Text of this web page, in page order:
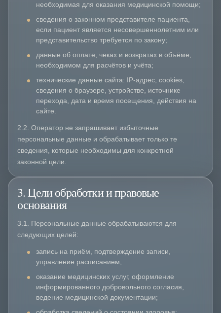
необходимая для оказания медицинской помощи;
сведения о законном представителе пациента,
если пациент является несовершеннолетним или
представительство требуется по закону;
данные об оплате, чеках и возвратах в объёме,
необходимом для расчётов и учёта;
технические данные сайта: IP-адрес, cookies,
сведения о браузере, устройстве, источнике
перехода, дата и время посещения, действия на
сайте.
2.2. Оператор не запрашивает избыточные
персональные данные и обрабатывает только те
сведения, которые необходимы для конкретной
законной цели.
3. Цели обработки и правовые
основания
3.1. Персональные данные обрабатываются для
следующих целей:
запись на приём, подтверждение записи,
управление расписанием;
оказание медицинских услуг, оформление
информированного добровольного согласия,
ведение медицинской документации;